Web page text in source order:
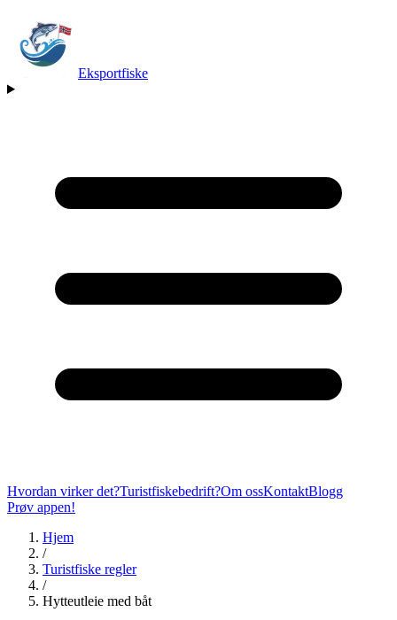
Eksportfiske
Hvordan virker det?Turistfiskebedrift?Om ossKontaktBlogg
Prøv appen!
Hjem
/
Turistfiske regler
/
Hytteutleie med båt